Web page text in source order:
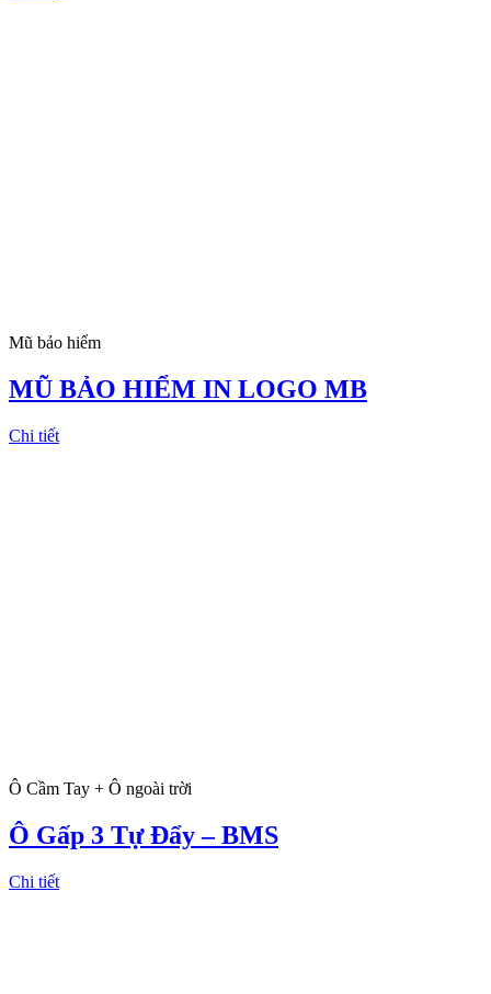
Mũ bảo hiểm
MŨ BẢO HIỂM IN LOGO MB
Chi tiết
Ô Cầm Tay + Ô ngoài trời
Ô Gấp 3 Tự Đẩy – BMS
Chi tiết